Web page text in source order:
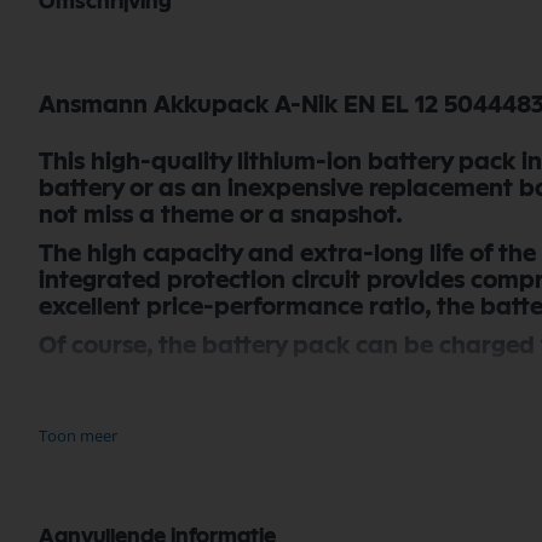
Ansmann Akkupack A-Nik EN EL 12 5044483
This high-quality lithium-ion battery pack
battery or as an inexpensive replacement
not miss a theme or a snapshot.
The high capacity and extra-long life of
integrated protection circuit provides
excellent price-performance ratio, the
Of course, the battery pack can be
Camera Accupack
Toon meer
Aanvullende informatie